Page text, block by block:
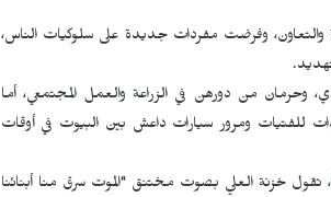
والتعاون، وفرضت مفردات جديدة على سلوكيات الناس،
وحرمان من دورهن في الزراعة والعمل المجتمعي، أما
للفتيات ومرور سيارات داعش بين البيوت في أوقات
تقول خزنة العلي بصوت مختنق "الموت سرق منا أبنائنا